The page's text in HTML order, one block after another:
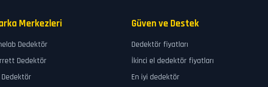
Merkezleri
Dedektör
Dedektör
Dedektör
Güven ve Destek
Dedektör fiyatları
İkinci el dedektör fiyatları
En iyi dedektör